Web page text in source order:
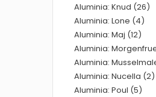
Aluminia: Knud (26)
Aluminia: Lone (4)
Aluminia: Maj (12)
Aluminia:
Aluminia:
Aluminia: Nucella (2)
Aluminia: Poul (5)